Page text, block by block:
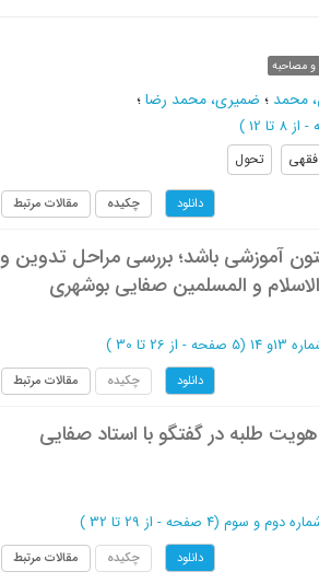
و مصاحبه
محمد ؛ ضمیری، محمد رضا؛
از 8 تا 12 )
فقهی تحول
دانلود چکیده مقالات مرتبط
آموزشی باشد؛ بررسی مراحل تدوین و
و المسلمین صفایی بوشهری
(‎5 صفحه - از 26 تا 30 )
دانلود چکیده مقالات مرتبط
هویت طلبه در گفتگو با استاد صفایی
(‎4 صفحه - از 29 تا 32 )
دانلود چکیده مقالات مرتبط